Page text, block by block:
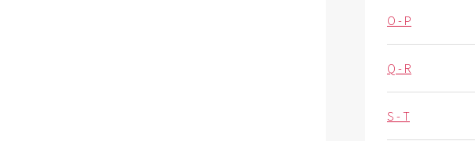
O - P
Q - R
S - T